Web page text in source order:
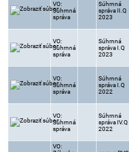
VO:
Súhrnná
správa
Súhrnná
správa II.Q
2023
VO:
Súhrnná
správa
Súhrnná
správa I.Q
2023
VO:
Súhrnná
správa
Súhrnná
správa I.Q
2022
VO:
Súhrnná
správa
Súhrnná
správa IV.Q
2022
VO: